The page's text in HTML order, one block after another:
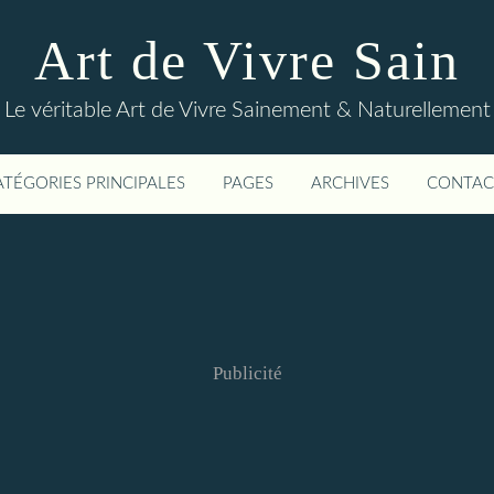
Art de Vivre Sain
Le véritable Art de Vivre Sainement & Naturellement
PRINCIPALES PAGES ARCHIVES
Publicité